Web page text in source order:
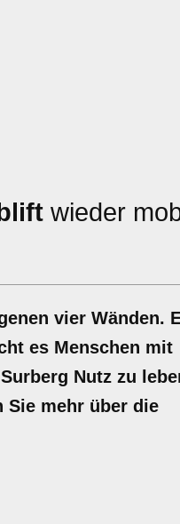
wieder
vier Wänden.
es Menschen mit
Nutz zu
Sie mehr über die